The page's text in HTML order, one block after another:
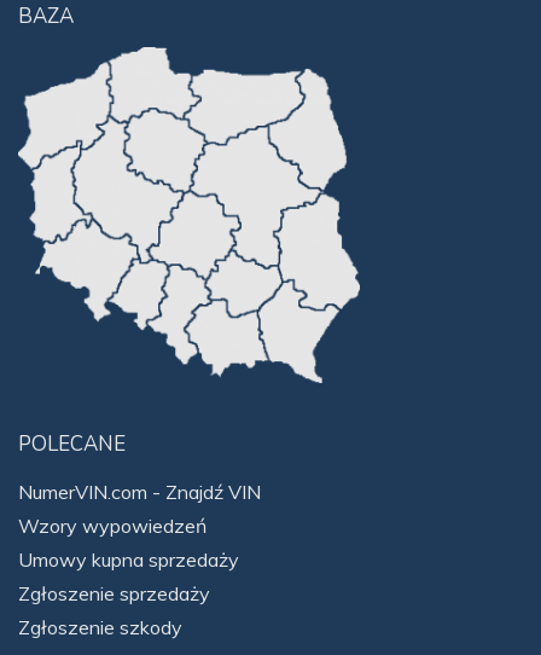
BAZA
POLECANE
NumerVIN.com - Znajdź VIN
Wzory wypowiedzeń
Umowy kupna sprzedaży
Zgłoszenie sprzedaży
Zgłoszenie szkody